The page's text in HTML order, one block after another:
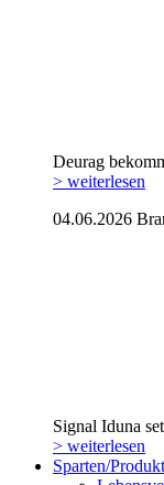
Deurag
> weiterlesen
04.06.2026
Signal Iduna
> weiterlesen
Sparten/